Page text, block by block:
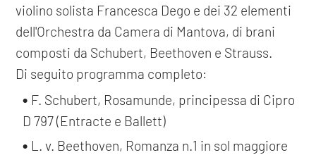
violino solista Francesca Dego e dei 32 elementi
dell'Orchestra da Camera di Mantova, di brani
composti da Schubert, Beethoven e Strauss.
Di seguito programma completo:
F. Schubert, Rosamunde, principessa di Cipro
D 797 (Entracte e Ballett)
L. v. Beethoven, Romanza n.1 in sol maggiore